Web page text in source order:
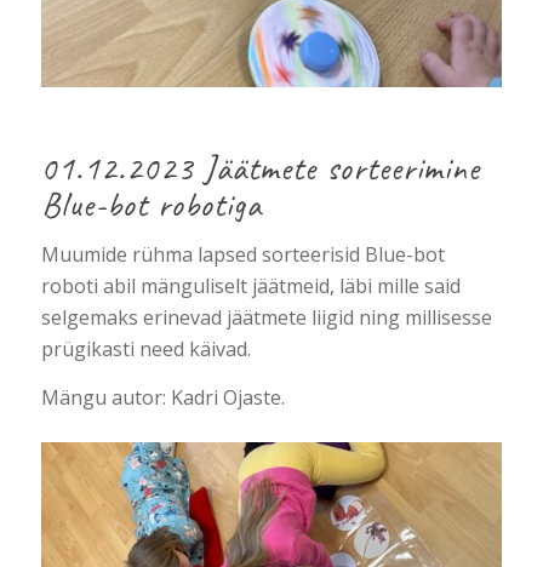
01.12.2023 Jäätmete sorteerimine
Blue-bot robotiga
Muumide rühma lapsed sorteerisid Blue-bot
roboti abil mänguliselt jäätmeid, läbi mille said
selgemaks erinevad jäätmete liigid ning millisesse
prügikasti need käivad.
Mängu autor: Kadri Ojaste.